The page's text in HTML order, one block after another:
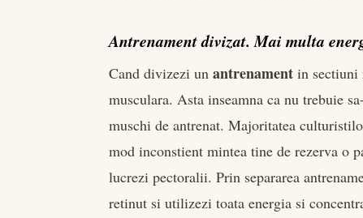
Antrenament divizat. Mai multa
Cand divizezi unantrenament in sectiuni
musculara. Asta inseamna ca nu trebuie
muschi de antrenat. Majoritatea
mod inconstient mintea tine de rezerva o
lucrezi pectoralii. Prin separarea
retinut si utilizezi toata energia si